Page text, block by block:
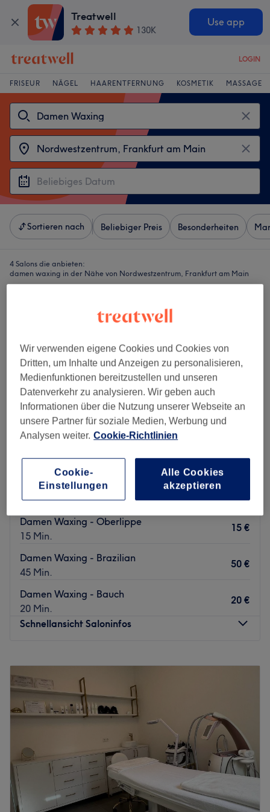
Treatwell
130K
Use app
LOGIN
FRISEUR NÄGEL HAARENTFERNUNG KOSMETIK MASSAGE
Sortieren nach Beliebiger Preis Besonderheiten
4 Salons die anbieten:
damen waxing in der Nähe von Nordwestzentrum, Frankfurt am Main
Embelezar Kosmetikinstitut
10 Bewertungen
Niederursel, Frankfurt am Main
Damen Waxing - Oberlippe
15 Min.
15 €
Damen Waxing - Brazilian
45 Min.
50 €
Damen Waxing - Bauch
20 Min.
20 €
Schnellansicht Saloninfos
Mittwoch
Donnerstag
Freitag
10:00–19:00
Geschlossen
Geschlossen
Willkommen im Embelezar Kosmetikinstitut in Frankfurt-
Niederursel – Deinem Ort für professionelle Hautpflege,
Anti-Aging und individuelle Schönheitsbehandlungen.
Wir verwenden eigene Cookies und Cookies von
Dritten, um Inhalte und Anzeigen zu personalisieren,
Medienfunktionen bereitzustellen und unseren
Datenverkehr zu analysieren. Wir geben auch
Informationen über die Nutzung unserer Webseite an
unsere Partner für soziale Medien, Werbung und
Analysen weiter. Cookie-Richtlinien
Cookie-
Einstellungen
Alle Cookies
akzeptieren